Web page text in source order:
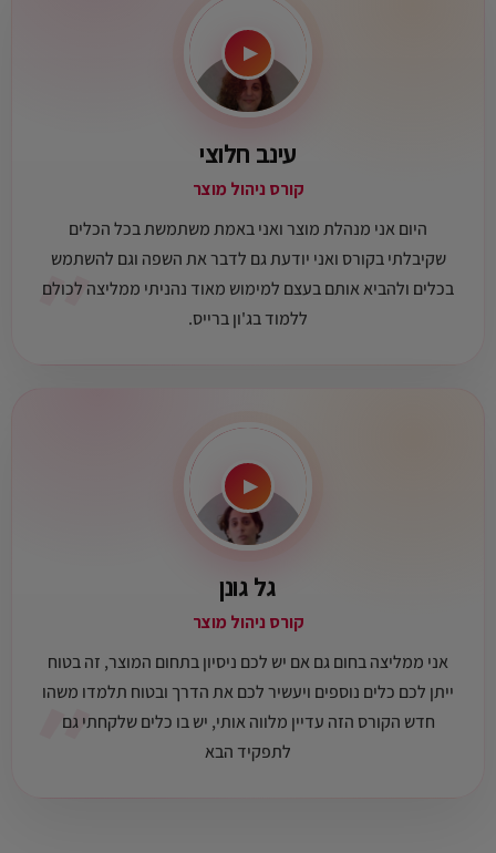
״
▶
עינב חלוצי
קורס ניהול מוצר
היום אני מנהלת מוצר ואני באמת משתמשת בכל הכלים
שקיבלתי בקורס ואני יודעת גם לדבר את השפה וגם להשתמש
בכלים ולהביא אותם בעצם למימוש מאוד נהניתי ממליצה לכולם
ללמוד בג'ון ברייס.
״
▶
גל גונן
קורס ניהול מוצר
אני ממליצה בחום גם אם יש לכם ניסיון בתחום המוצר, זה בטוח
ייתן לכם כלים נוספים ויעשיר לכם את הדרך ובטוח תלמדו משהו
חדש הקורס הזה עדיין מלווה אותי, יש בו כלים שלקחתי גם
לתפקיד הבא